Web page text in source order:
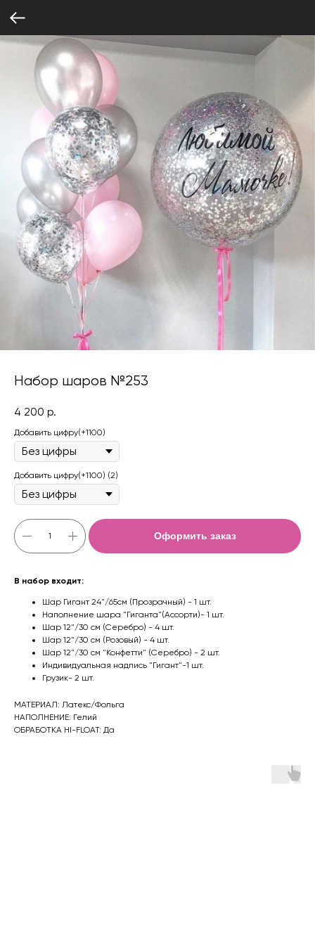
Набор шаров №253
4 200 р.
Добавить цифру(+1100)
Добавить цифру(+1100) (2)
Оформить заказ
В набор входит:
Шар Гигант 24"/65см (Прозрачный) - 1 шт.
Наполнение шара "Гиганта"(Ассорти)- 1 шт.
Шар 12"/30 см (Серебро) - 4 шт.
Шар 12"/30 см (Розовый) - 4 шт.
Шар 12"/30 см "Конфетти" (Серебро) - 2 шт.
Индивидуальная надпись "Гигант"-1 шт.
Грузик- 2 шт.
МАТЕРИАЛ: Латекс/Фольга
НАПОЛНЕНИЕ: Гелий
ОБРАБОТКА HI-FLOAT: Да